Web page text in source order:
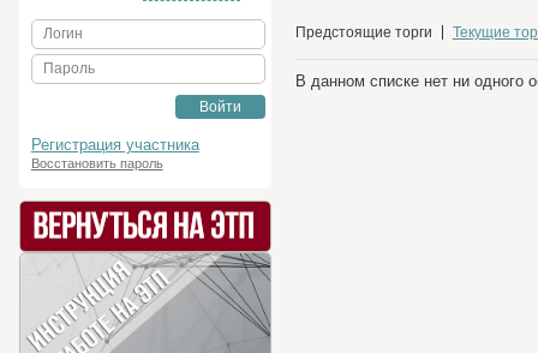
Логин
Пароль
Войти
Регистрация участника
Восстановить пароль
Предстоящие торги Текущие
В данном списке нет ни одного